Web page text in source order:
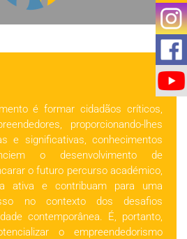
é formar cidadãos críticos,
proporcionando-lhes
e significativas, conhecimentos
o desenvolvimento de
o futuro percurso académico,
ativa e contribuam para uma
no contexto dos desafios
contemporânea. É, portanto,
o empreendedorismo